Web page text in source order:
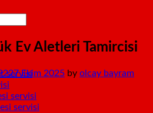
servisi
servisi
servisi
Ev Aletleri Tamircisi
27 Ekim 2025 by olcay bayram